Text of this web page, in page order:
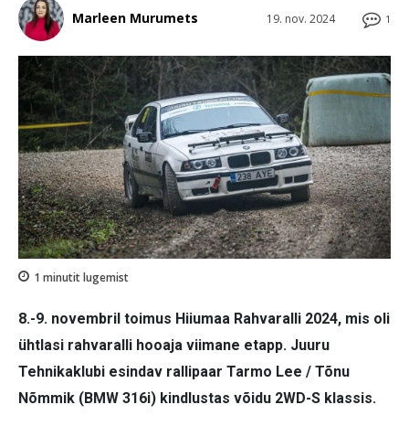
1
19. nov. 2024
Marleen Murumets
1 minutit lugemist
8.-9. novembril toimus Hiiumaa Rahvaralli 2024, mis oli
ühtlasi rahvaralli hooaja viimane etapp. Juuru
Tehnikaklubi esindav rallipaar Tarmo Lee / Tõnu
Nõmmik (BMW 316i) kindlustas võidu 2WD-S klassis.